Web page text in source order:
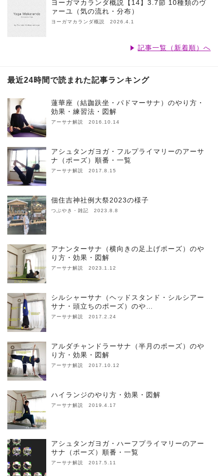
ヨーガマカランダ概説【14】3.7節 10種類のヴ
ァーユ（気の流れ・分布）
ヨーガマカランダ概説 2026.4.1
記事一覧（新着順）へ
最近24時間で読まれた記事ランキング
蓮華座（結跏趺坐・パドマーサナ）のやり方・
効果・練習法・図解
アーサナ解説 2016.10.14
アシュタンガヨガ・フルプライマリーのアーサ
ナ（ポーズ）順番・一覧
アーサナ解説 2017.8.15
佃住吉神社例大祭2023の様子
つぶやき・雑記 2023.8.8
アナンターサナ（横向きの足上げポーズ）のや
り方・効果・図解
アーサナ解説 2023.1.12
シルシャーサナ（ヘッドスタンド・シルシアー
サナ・頭立ちのポーズ）のや…
アーサナ解説 2017.2.24
アルダチャンドラーサナ（半月のポーズ）のや
り方・効果・図解
アーサナ解説 2017.10.12
ハイランジのやり方・効果・図解
アーサナ解説 2019.4.17
アシュタンガヨガ・ハーフプライマリーのアー
サナ（ポーズ）順番・一覧
アーサナ解説 2017.5.11